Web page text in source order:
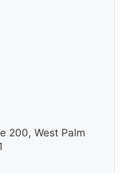
200, West Palm